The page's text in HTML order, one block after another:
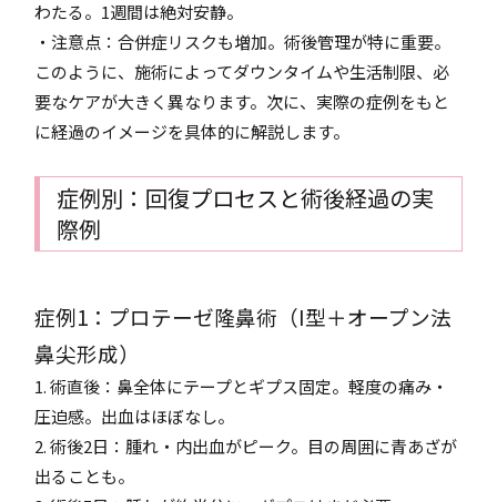
わたる。1週間は絶対安静。
・注意点：合併症リスクも増加。術後管理が特に重要。
このように、施術によってダウンタイムや生活制限、必
要なケアが大きく異なります。次に、実際の症例をもと
に経過のイメージを具体的に解説します。
症例別：回復プロセスと術後経過の実
際例
症例1：プロテーゼ隆鼻術（I型＋オープン法
鼻尖形成）
1. 術直後：鼻全体にテープとギプス固定。軽度の痛み・
圧迫感。出血はほぼなし。
2. 術後2日：腫れ・内出血がピーク。目の周囲に青あざが
出ることも。